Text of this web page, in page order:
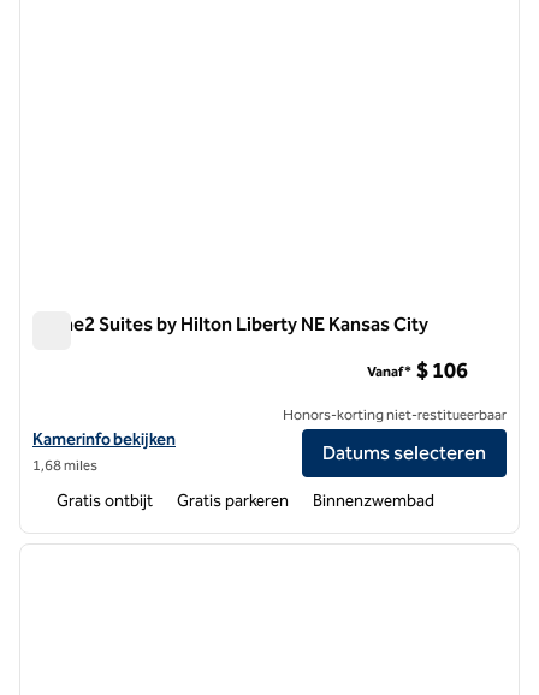
Home2 Suites by Hilton Liberty NE Kansas City
Bekijk hoteldetails voor Home2 Suites by Hilton Liberty NE Kansas
Kamerinfo bekijken
1,68 miles
Vanaf* $ 106
Honors-korting niet-restitueerbaar
Datums selecteren
Gratis ontbijt Gratis parkeren Binnenzwembad
1 van 11